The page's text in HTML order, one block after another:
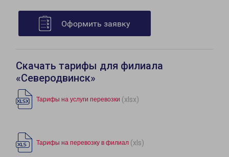
Оформить заявку
Скачать тарифы для филиала
«Северодвинск»
Тарифы на услуги перевозки (xlsx)
Тарифы на перевозку в филиал (xls)